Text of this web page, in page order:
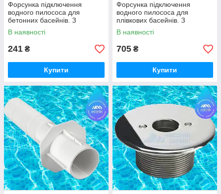
Форсунка підключення
водного пилососа для
бетонних басейнів. З
зовнішньою різьбою 2" і
внутрішнім різьбленням 1
В наявності
241 ₴
Купити
Форсунка підключення
водного пилососа для
плівкових басейнів. З
зовнішньою різьбою 2" і
внутрішнім різьбленням 1 1/2
В наявності
705 ₴
Купити